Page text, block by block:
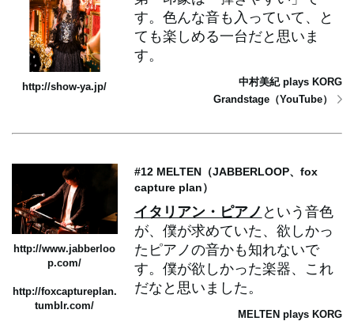
http://show-ya.jp/
す。色んな音も入っていて、と
ても楽しめる一台だと思いま
す。
中村美紀 plays KORG
Grandstage（YouTube）
http://www.jabberloo
p.com/
http://foxcaptureplan.
tumblr.com/
#12 MELTEN（JABBERLOOP、fox
capture plan）
イタリアン・ピアノ という音色
が、僕が求めていた、欲しかっ
たピアノの音かも知れないで
す。僕が欲しかった楽器、これ
だなと思いました。
MELTEN plays KORG